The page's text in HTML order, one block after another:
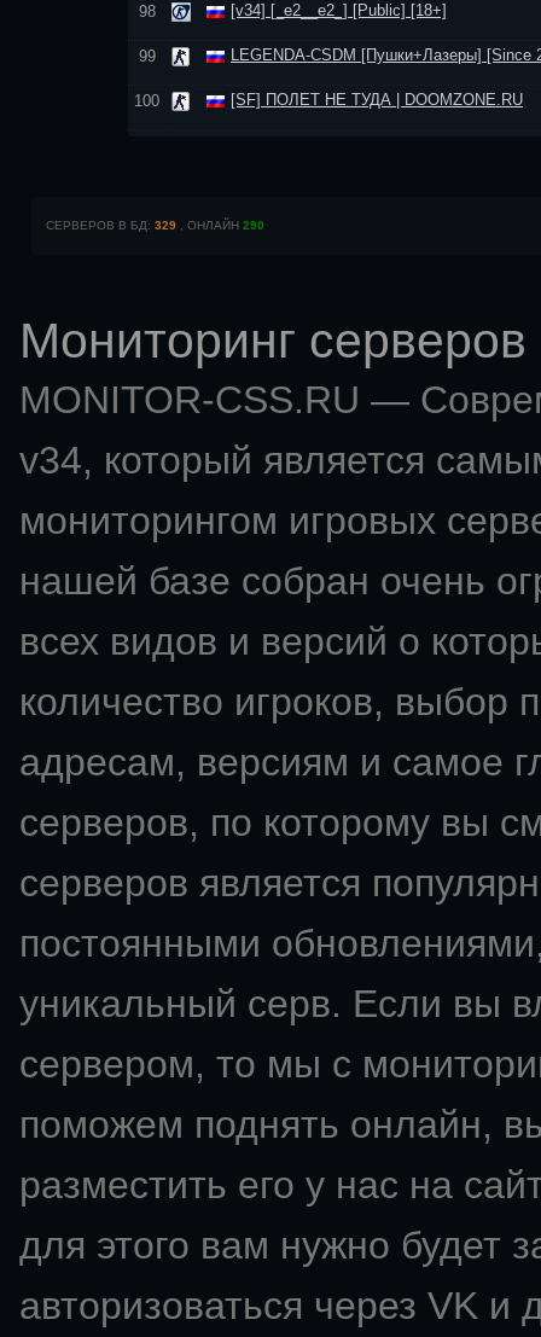
98 [v34] [_e2__e2_] [Public] [18+]
99 LEGENDA-CSDM [Пушки+Лазеры] [Since
100 [SF] ПОЛЕТ НЕ ТУДА | DOOMZONE.RU
СЕРВЕРОВ В БД: 329 , ОНЛАЙН 290
Мониторинг
MONITOR-CSS.RU —
v34, который является
мониторингом игровых
нашей базе собран очень
всех видов и версий о
количество игроков,
адресам, версиям и самое
серверов, по которому вы
серверов является
постоянными
уникальный серв. Если вы
сервером, то мы с
поможем поднять онлайн,
разместить его у нас на
для этого вам нужно будет
авторизоваться через VK и